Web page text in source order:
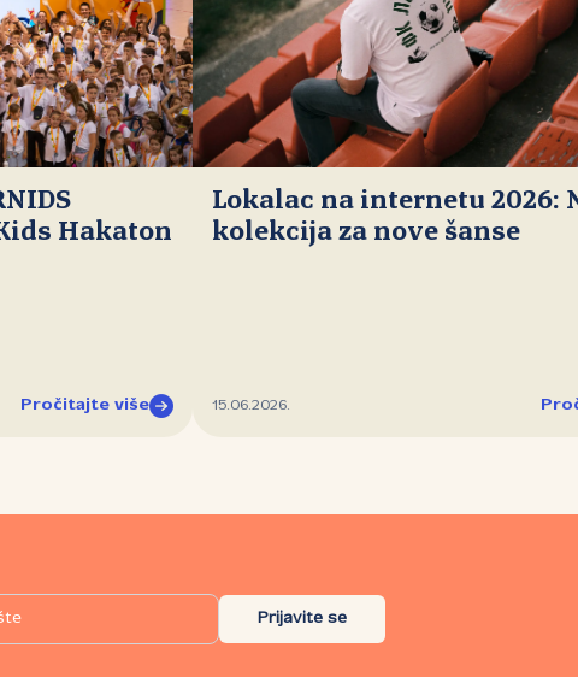
Hakaton
Pročitajte više
Lokalac na internetu 2026:
kolekcija za nove šanse
15.06.2026.
Prijavite se